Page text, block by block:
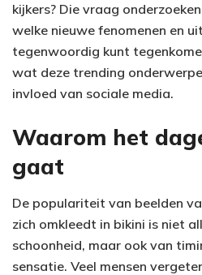
kijkers? Die vraag
welke nieuwe fenomenen en
tegenwoordig kunt
wat deze trending
invloed van sociale media.
Waarom het
gaat
De populariteit van beelden
zich omkleedt in bikini is niet
schoonheid, maar ook van
sensatie. Veel mensen